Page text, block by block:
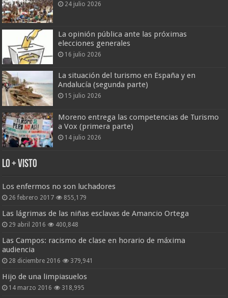
24 julio 2026
La opinión pública ante las próximas
elecciones generales
16 julio 2026
La situación del turismo en España y en
Andalucía (segunda parte)
15 julio 2026
Moreno entrega las competencias de Turismo
a Vox (primera parte)
14 julio 2026
Lo + Visto
Los enfermos no son luchadores
26 febrero 2017 855,179
Las lágrimas de las niñas esclavas de Amancio Ortega
29 abril 2016 400,848
Las Campos: racismo de clase en horario de máxima
audiencia
28 diciembre 2016 379,941
Hijo de una limpiasuelos
14 marzo 2016 318,995